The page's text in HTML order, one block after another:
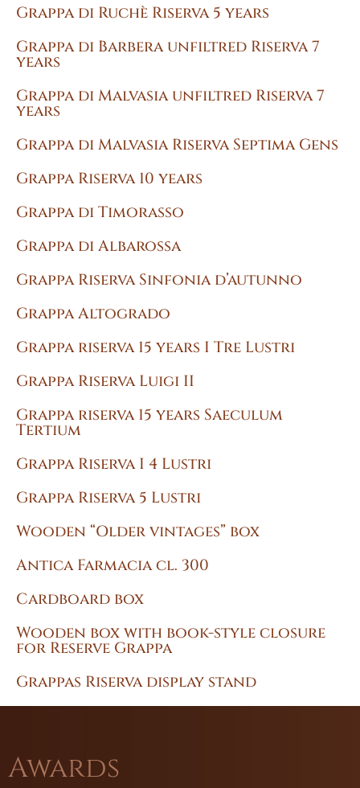
Grappa di Ruchè Riserva 5 years
Grappa di Barbera unfiltred Riserva 7
years
Grappa di Malvasia unfiltred Riserva 7
years
Grappa di Malvasia Riserva Septima Gens
Grappa Riserva 10 years
Grappa di Timorasso
Grappa di Albarossa
Grappa Riserva Sinfonia d’autunno
Grappa Altogrado
Grappa riserva 15 years I Tre Lustri
Grappa Riserva Luigi II
Grappa riserva 15 years Saeculum
Tertium
Grappa Riserva I 4 Lustri
Grappa Riserva 5 Lustri
Wooden “Older vintages” box
Antica Farmacia cl. 300
Cardboard box
Wooden box with book-style closure
for Reserve Grappa
Grappas Riserva display stand
Awards